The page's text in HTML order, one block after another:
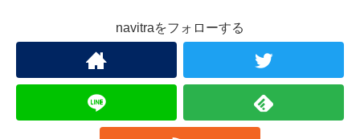
navitraをフォローする